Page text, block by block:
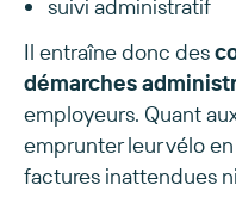
suivi administratif
Il entraîne donc des
démarches
employeurs. Quant
emprunter leur vélo
factures inattendues